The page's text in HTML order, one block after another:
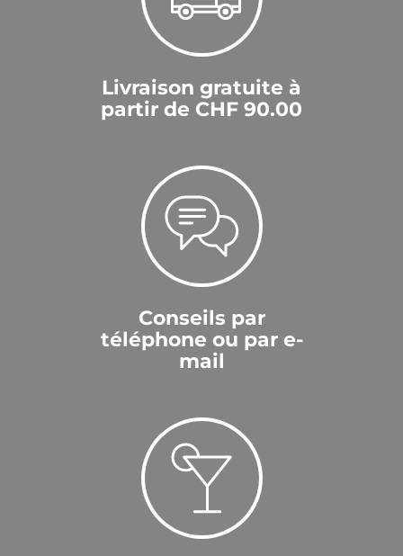
Livraison gratuite à
partir de CHF 90.00
Conseils par
téléphone ou par e-
mail